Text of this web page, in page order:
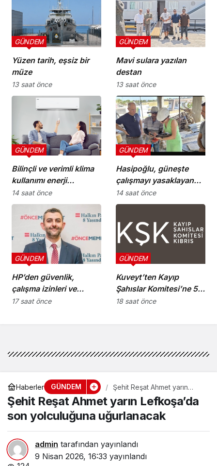
Yüzen tarih, eşsiz bir
müze
GÜNDEM
13 saat önce
Mavi sulara yazılan
destan
GÜNDEM
13 saat önce
Bilinçli ve verimli klima
kullanımı enerji
tüketimini azaltıyor
GÜNDEM
14 saat önce
Hasipoğlu, güneşte
çalışmayı yasaklayan
kararın uygulanmasını
Yeniboğaziçi’nde
GÜNDEM
14 saat önce
HP’den güvenlik,
çalışma izinleri ve
yurttaşlık
GÜNDEM
17 saat önce
Kuveyt’ten Kayıp
Şahıslar Komitesi’ne 50
bin dolar katkı
GÜNDEM
18 saat önce
Haberler GÜNDEM
Şehit Reşat Ahmet yarın
Lefkoşa’da son yolculuğuna
uğurlanacak
Şehit Reşat Ahmet yarın Lefkoşa’da
son yolculuğuna uğurlanacak
admin tarafından yayınlandı
9 Nisan 2026, 16:33 yayınlandı